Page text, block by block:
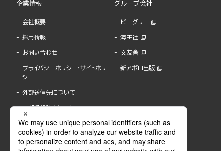
企業情報
会社概要
採用情報
お問い合わせ
プライバシーポリシー・サイトポリ
シー
外部送信先について
内部通報制度について
グループ会社
ビーグリー
海王社
文友舎
新アポロ出版